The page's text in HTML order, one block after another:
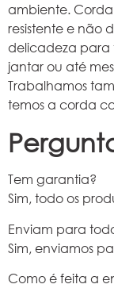
ambiente.
resistente e não
delicadeza para
jantar ou até
Trabalhamos
temos a corda
Tem garantia?
Sim, todo os
Enviam para
Sim, enviamos
Como é feita a